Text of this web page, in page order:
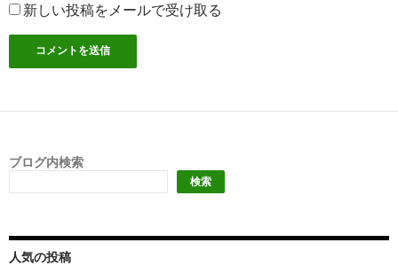
新しい投稿をメールで受け取る
ブログ内検索
検索
人気の投稿